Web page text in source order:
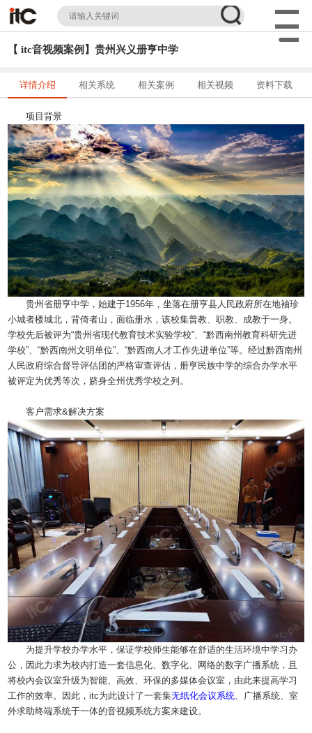
【 itc音视频案例】贵州兴义册亨中学
详情介绍 相关系统 相关案例 相关视频 资料下载
项目背景
贵州省册亨中学，始建于1956年，坐落在册亨县人民政府所在地袖珍
小城者楼城北，背倚者山，面临册水，该校集普教、职教、成教于一身。
学校先后被评为“贵州省现代教育技术实验学校”、“黔西南州教育科研先进
学校”、“黔西南州文明单位”、“黔西南人才工作先进单位”等。经过黔西南州
人民政府综合督导评估团的严格审查评估，册亨民族中学的综合办学水平
被评定为优秀等次，跻身全州优秀学校之列。
客户需求&解决方案
为提升学校办学水平，保证学校师生能够在舒适的生活环境中学习办
公，因此力求为校内打造一套信息化、数字化、网络的数字广播系统，且
将校内会议室升级为智能、高效、环保的多媒体会议室，由此来提高学习
工作的效率。因此，itc为此设计了一套集无纸化会议系统、广播系统、室
外求助终端系统于一体的音视频系统方案来建设。